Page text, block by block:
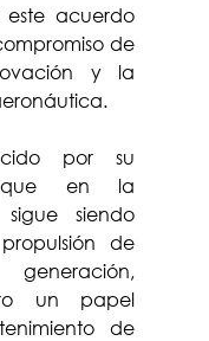
acuerdo
de
y la
por su
en la
sigue siendo
de
un papel
de